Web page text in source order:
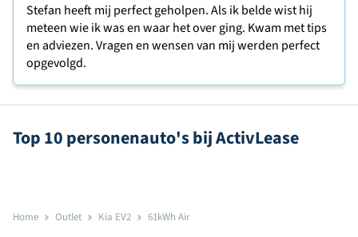
Stefan heeft mij perfect geholpen. Als ik belde wist hij
meteen wie ik was en waar het over ging. Kwam met tips
en adviezen. Vragen en wensen van mij werden perfect
opgevolgd.
Top 10 personenauto's bij ActivLease
Home Outlet Kia EV2 61kWh Air